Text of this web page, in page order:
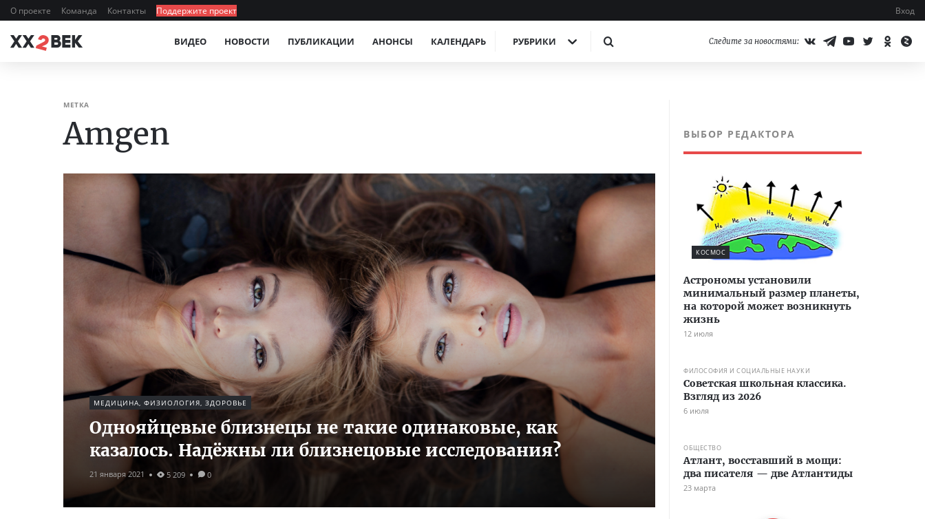
О проекте Команда Контакты Поддержите проект Вход
ВИДЕО НОВОСТИ ПУБЛИКАЦИИ АНОНСЫ КАЛЕНДАРЬ РУБРИКИ Следите за новостями:
МЕТКА
Amgen
МЕДИЦИНА, ФИЗИОЛОГИЯ, ЗДОРОВЬЕ
Однояйцевые близнецы не такие одинаковые, как
казалось. Надёжны ли близнецовые исследования?
21 января 2021 5 209 0
ВЫБОР РЕДАКТОРА
КОСМОС
Астрономы установили
минимальный размер планеты,
на которой может возникнуть
жизнь
12 июля
ФИЛОСОФИЯ И СОЦИАЛЬНЫЕ НАУКИ
Советская школьная классика.
Взгляд из 2026
6 июля
ОБЩЕСТВО
Атлант, восставший в мощи:
два писателя — две Атлантиды
23 марта